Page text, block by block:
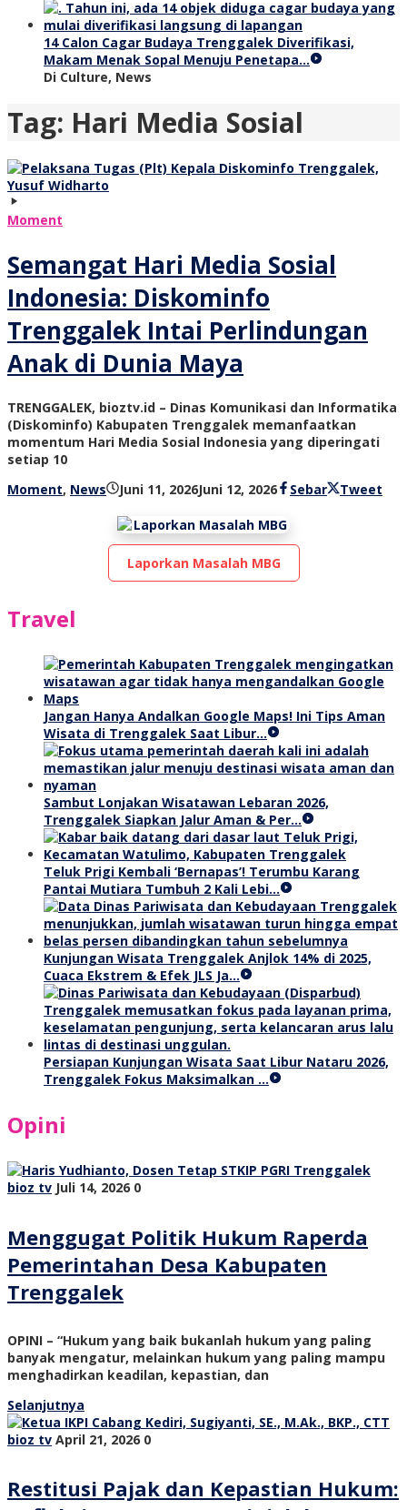
14 Calon Cagar Budaya Trenggalek Diverifikasi,
Makam Menak Sopal Menuju Penetapa…
Di Culture, News
Tag: Hari Media Sosial
Moment
Semangat Hari Media Sosial
Indonesia: Diskominfo
Trenggalek Intai Perlindungan
Anak di Dunia Maya
TRENGGALEK, bioztv.id – Dinas Komunikasi dan Informatika
(Diskominfo) Kabupaten Trenggalek memanfaatkan
momentum Hari Media Sosial Indonesia yang diperingati
setiap 10
Moment, News Juni 11, 2026Juni 12, 2026oleh
tv
Sebar Tweet
Laporkan Masalah MBG
Travel
Jangan Hanya Andalkan Google Maps! Ini Tips Aman
Wisata di Trenggalek Saat Libur…
Sambut Lonjakan Wisatawan Lebaran 2026,
Trenggalek Siapkan Jalur Aman & Per…
Teluk Prigi Kembali ‘Bernapas’! Terumbu Karang
Pantai Mutiara Tumbuh 2 Kali Lebi…
Kunjungan Wisata Trenggalek Anjlok 14% di 2025,
Cuaca Ekstrem & Efek JLS Ja…
Persiapan Kunjungan Wisata Saat Libur Nataru 2026,
Trenggalek Fokus Maksimalkan …
Opini
bioz tv Juli 14, 2026 0
Menggugat Politik Hukum Raperda
Pemerintahan Desa Kabupaten
Trenggalek
OPINI – “Hukum yang baik bukanlah hukum yang paling
banyak mengatur, melainkan hukum yang paling mampu
menghadirkan keadilan, kepastian, dan
Selanjutnya
bioz tv April 21, 2026 0
Restitusi Pajak dan Kepastian Hukum: